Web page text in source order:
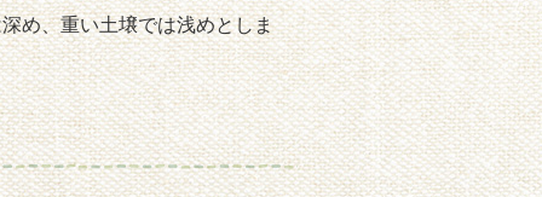
め、重い土壌では浅めとしま